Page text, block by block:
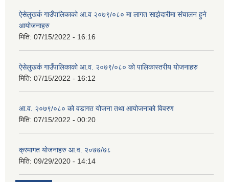
ऐसेलुखर्क गाउँपालिकाको आ.व २०७९/०८० मा लागत साझेदारीमा संचालन हुने
आयोजनाहरु
मिति: 07/15/2022 - 16:16
ऐसेलुखर्क गाउँपालिकाको आ.व. २०७९/०८० को पालिकास्तरीय योजनाहरु
मिति: 07/15/2022 - 16:12
आ.व. २०७९/०८० को वडागत योजना तथा आयोजनाको विवरण
मिति: 07/15/2022 - 00:20
क्रमागत योजनाहरु आ.व. २०७७/७८
मिति: 09/29/2020 - 14:14